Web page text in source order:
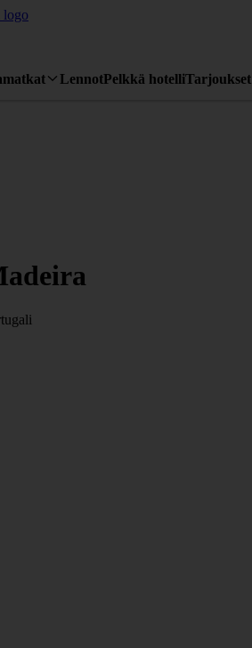
LennotPelkkä hotelliTarjoukset